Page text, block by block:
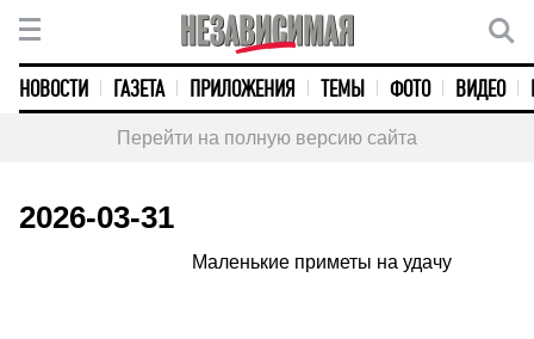
НОВОСТИ ГАЗЕТА ПРИЛОЖЕНИЯ ТЕМЫ ФОТО ВИДЕО
Перейти на полную версию сайта
2026-03-31
Маленькие приметы на удачу